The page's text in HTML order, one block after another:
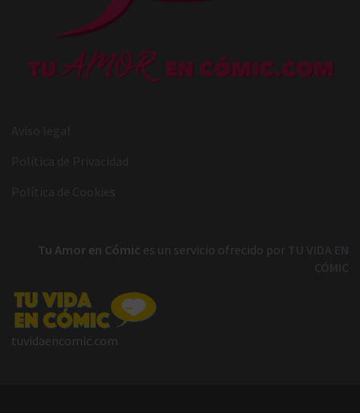
s
Tu Amor en Cómic es un servicio ofrecido por
tuvidaencomic.com